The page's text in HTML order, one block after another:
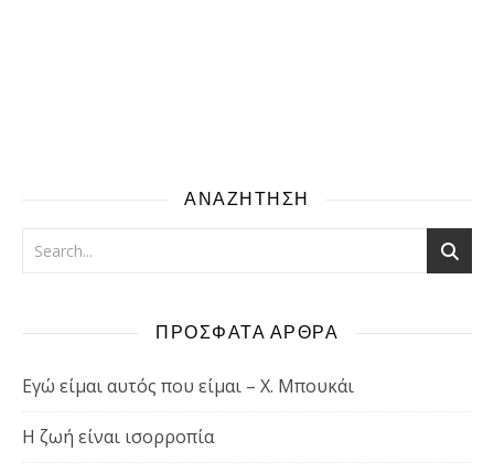
ΑΝΑΖΗΤΗΣΗ
ΠΡΟΣΦΑΤΑ ΑΡΘΡΑ
Εγώ είμαι αυτός που είμαι – Χ. Μπουκάι
Η ζωή είναι ισορροπία